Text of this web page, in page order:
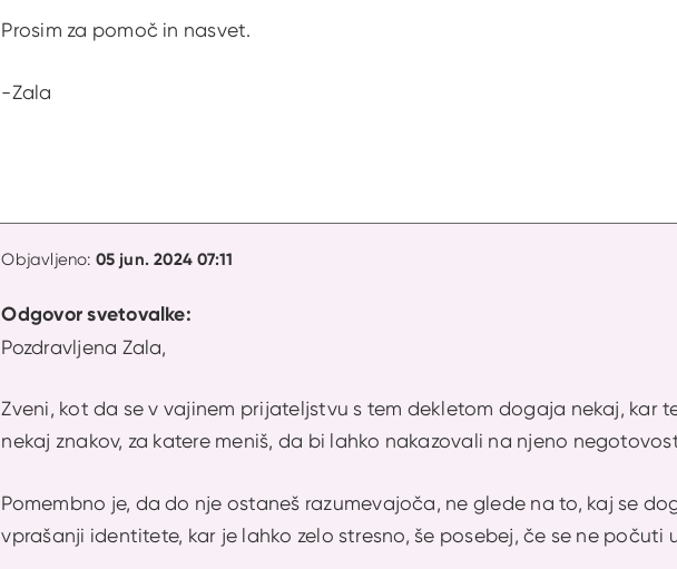
Prosim za pomoč in nasvet.
-Zala
Objavljeno: 05 jun. 2024 07:11
Odgovor svetovalke:
Pozdravljena Zala,
Zveni, kot da se v vajinem prijateljstvu s tem dekletom dogaja nekaj, kar
nekaj znakov, za katere meniš, da bi lahko nakazovali na njeno
Pomembno je, da do nje ostaneš razumevajoča, ne glede na to, kaj se
vprašanji identitete, kar je lahko zelo stresno, še posebej, če se ne počuti